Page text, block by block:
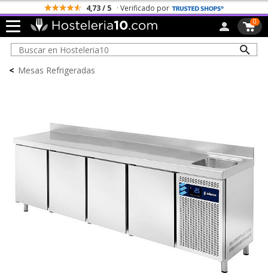
4,73 / 5 · Verificado por
0
< Mesas Refrigeradas